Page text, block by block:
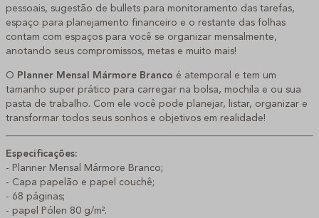
pessoais, sugestão de bullets para monitoramento das tarefas,
espaço para planejamento financeiro e o restante das folhas
contam com espaços para você se organizar mensalmente,
anotando seus compromissos, metas e muito mais!
O Planner Mensal Mármore Branco é atemporal e tem um
tamanho super prático para carregar na bolsa, mochila e ou sua
pasta de trabalho. Com ele você pode planejar, listar, organizar e
transformar todos seus sonhos e objetivos em realidade!
Especificações:
- Planner Mensal Mármore Branco;
- Capa papelão e papel couchê;
- 68 páginas;
- papel Pólen 80 g/m².